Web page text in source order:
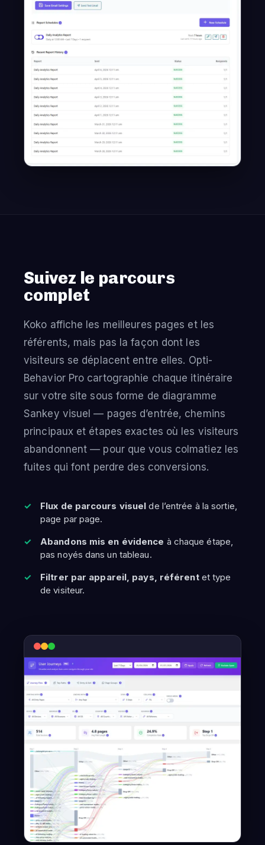
Suivez le parcours
complet
Koko affiche les meilleures pages et les
référents, mais pas la façon dont les
visiteurs se déplacent entre elles. Opti-
Behavior Pro cartographie chaque itinéraire
sur votre site sous forme de diagramme
Sankey visuel — pages d’entrée, chemins
principaux et étapes exactes où les visiteurs
abandonnent — pour que vous colmatiez les
fuites qui font perdre des conversions.
Flux de parcours visuel de l’entrée à la sortie,
page par page.
Abandons mis en évidence à chaque étape,
pas noyés dans un tableau.
Filtrer par appareil, pays, référentet type
de visiteur.